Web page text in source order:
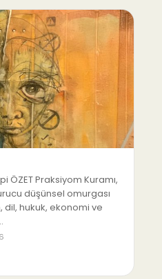
ÖZET Praksiyom Kuramı,
düşünsel omurgası
dil, hukuk, ekonomi ve